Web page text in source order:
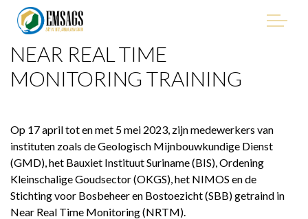
"Improving Environmental Management in the Mining
Sector of Suriname, with Emphasis on Artisanal and Small-
Scale Gold Mining (ASGM)" - EMSAGS Project
HET PROJECT
WIE WE ZIJN
NEAR REAL TIME
MONITORING TRAINING
Op 17 april tot en met 5 mei 2023, zijn medewerkers van
instituten zoals de Geologisch Mijnbouwkundige Dienst
(GMD), het Bauxiet Instituut Suriname (BIS), Ordening
Kleinschalige Goudsector (OKGS), het NIMOS en de
Stichting voor Bosbeheer en Bostoezicht (SBB) getraind in
Near Real Time Monitoring (NRTM).